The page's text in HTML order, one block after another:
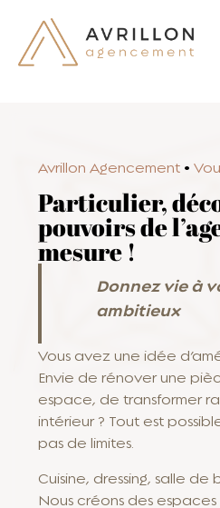
Avrillon Agencement •
Particulier,
pouvoirs de
mesure !
Donnez vie à
ambitieux
Vous avez une idée
Envie de rénover une
espace, de transformer
intérieur ? Tout est
pas de limites.
Cuisine, dressing, salle de
Nous créons des espaces